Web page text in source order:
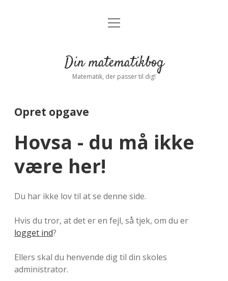
Forside
Log ind
open
Din matematikbog
Matematik, der passer til dig!
Opret opgave
Hovsa - du må ikke
være her!
Du har ikke lov til at se denne side.
Hvis du tror, at det er en fejl, så tjek, om du er
logget ind?
Ellers skal du henvende dig til din skoles
administrator.